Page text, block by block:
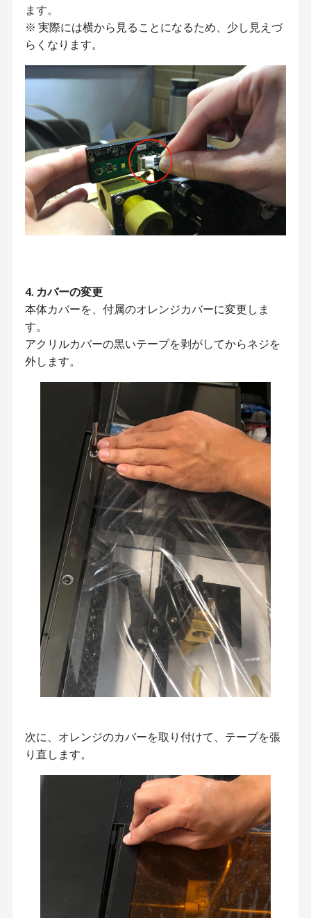
ます。
※ 実際には横から見ることになるため、少し見えづ
らくなります。
4. カバーの変更
本体カバーを、付属のオレンジカバーに変更しま
す。
アクリルカバーの黒いテープを剥がしてからネジを
外します。
次に、オレンジのカバーを取り付けて、テープを張
り直します。